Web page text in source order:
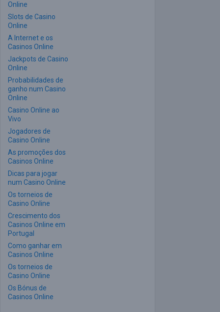
Online
Slots de Casino
Online
A Internet e os
Casinos Online
Jackpots de Casino
Online
Probabilidades de
ganho num Casino
Online
Casino Online ao
Vivo
Jogadores de
Casino Online
As promoções dos
Casinos Online
Dicas para jogar
num Casino Online
Os torneios de
Casino Online
Crescimento dos
Casinos Online em
Portugal
Como ganhar em
Casinos Online
Os torneios de
Casino Online
Os Bónus de
Casinos Online